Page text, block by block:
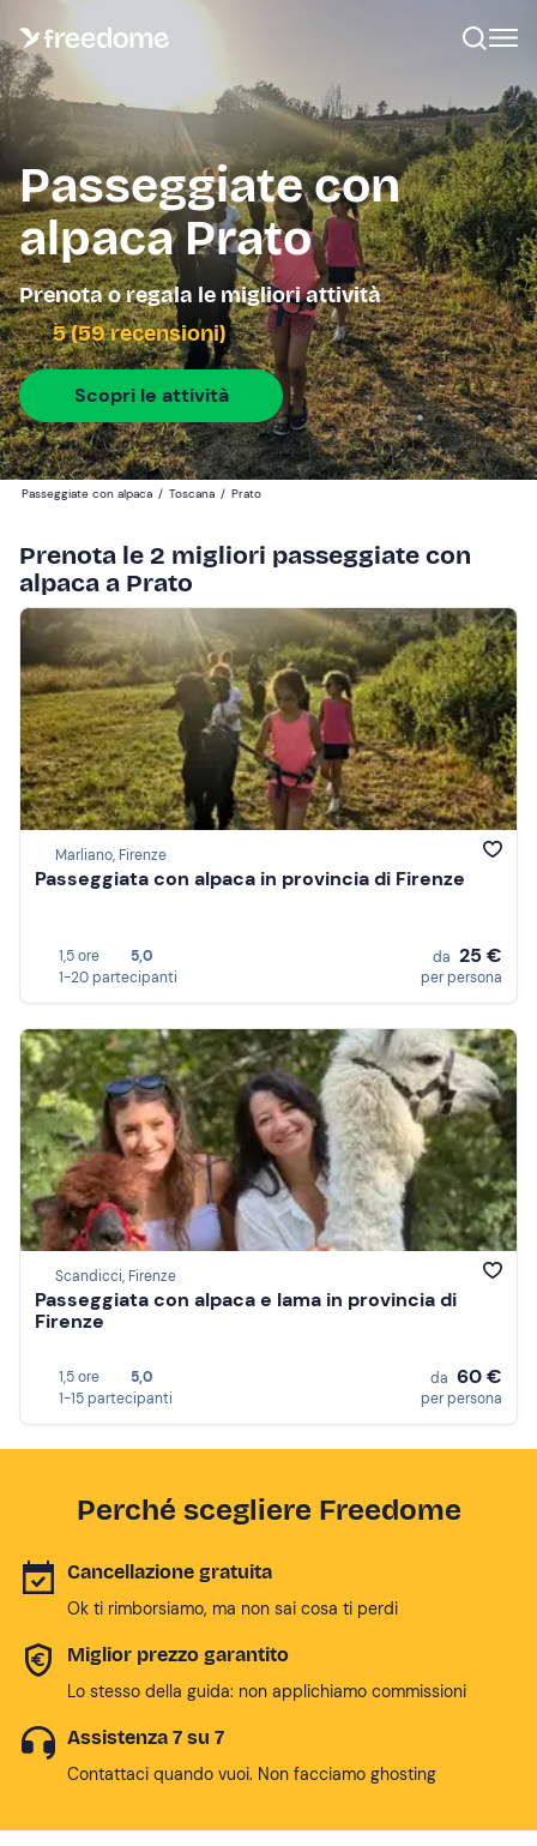
Passeggiate con
alpaca Prato
Prenota o regala le migliori attività
5 (59 recensioni)
Scopri le attività
Passeggiate con alpaca / Toscana / Prato
Prenota le 2 migliori passeggiate con
alpaca a Prato
Marliano, Firenze
Passeggiata con alpaca in provincia di Firenze
1,5 ore
5,0
1-20 partecipanti
da 25 €
per persona
Scandicci, Firenze
Passeggiata con alpaca e lama in provincia di
Firenze
1,5 ore
5,0
1-15 partecipanti
da 60 €
per persona
Perché scegliere Freedome
Cancellazione gratuita
Ok ti rimborsiamo, ma non sai cosa ti perdi
Miglior prezzo garantito
Lo stesso della guida: non applichiamo commissioni
Assistenza 7 su 7
Contattaci quando vuoi. Non facciamo ghosting